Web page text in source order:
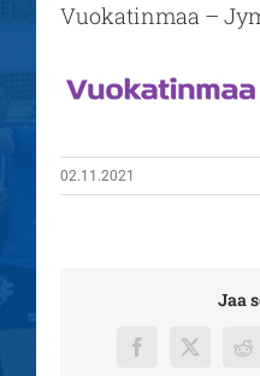
Vuokatinmaa –
02.11.2021
Jaa
Facebook
X